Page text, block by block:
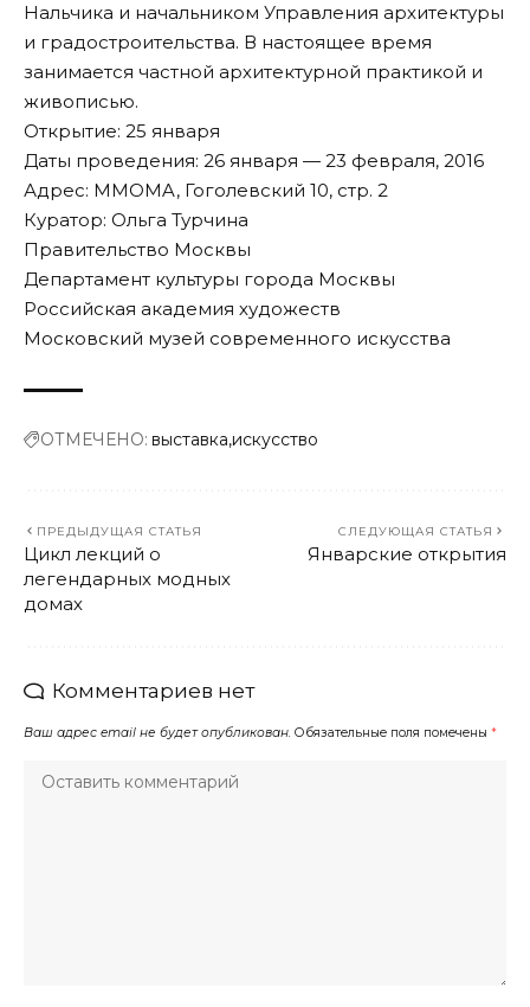
Нальчика и начальником Управления архитектуры
и градостроительства. В настоящее время
занимается частной архитектурной практикой и
живописью.
Открытие: 25 января
Даты проведения: 26 января — 23 февраля, 2016
Адрес: MMOMA, Гоголевский 10, стр. 2
Куратор: Ольга Турчина
Правительство Москвы
Департамент культуры города Москвы
Российская академия художеств
Московский музей современного искусства
ОТМЕЧЕНО: выставка искусство
ПРЕДЫДУЩАЯ СТАТЬЯ
Цикл лекций о
легендарных модных
домах
СЛЕДУЮЩАЯ СТАТЬЯ
Январские открытия
Комментариев нет
Ваш адрес email не будет опубликован. Обязательные поля помечены *